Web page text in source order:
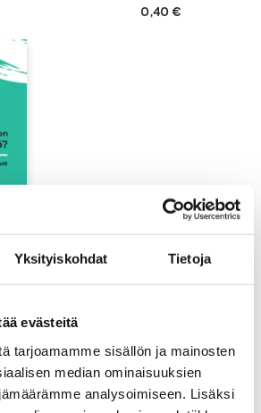
Yksityiskohdat Tietoja
evästeitä
tarjoamamme sisällön ja mainosten
median ominaisuuksien
analysoimiseen. Lisäksi
0,40€